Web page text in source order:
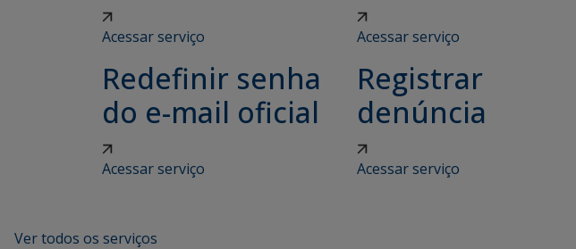
Acessar serviço Acessar serviço
Redefinir senha
do e-mail oficial
Acessar serviço
Registrar
denúncia
Acessar serviço
Ver todos os serviços